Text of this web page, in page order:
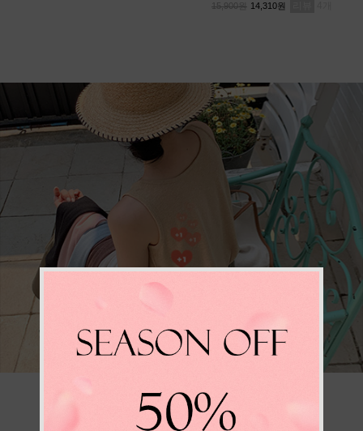
15,900원 14,310원